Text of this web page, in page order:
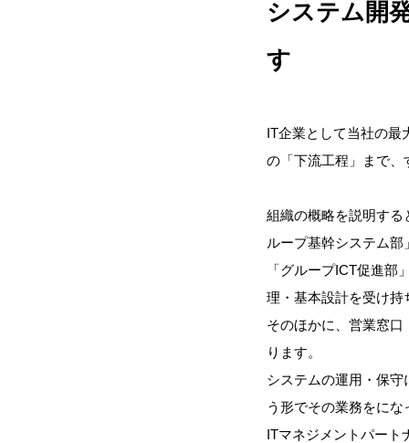
システム開
す
IT企業として当社の最
の「下流工程」まで
組織の概略を説明す
ループ基幹システム
「グループICT促進
理・基本設計を受け
そのほかに、営業窓
ります。
システムの運用・保
う形でその業務をにな
ITマネジメントパート